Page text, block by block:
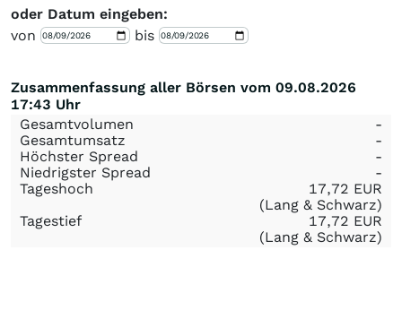
oder Datum eingeben:
von
bis
Zusammenfassung aller Börsen vom 09.08.2026
17:43 Uhr
Gesamtvolumen
-
Gesamtumsatz
-
Höchster Spread
-
Niedrigster Spread
-
Tageshoch
17,72 EUR
(Lang & Schwarz)
Tagestief
17,72 EUR
(Lang & Schwarz)